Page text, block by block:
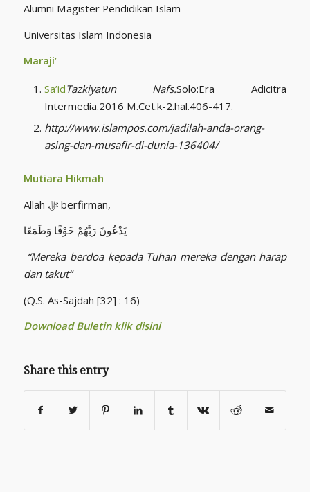
Alumni Magister Pendidikan Islam
Universitas Islam Indonesia
Maraji’
Sa’idTazkiyatun Nafs.Solo:Era Adicitra
Intermedia.2016 M.Cet.k-2.hal.406-417.
http://www.islampos.com/jadilah-anda-orang-
asing-dan-musafir-di-dunia-136404/
Mutiara Hikmah
Allah ﷻ berfirman,
يَدْعُونَ رَبَّهُمْ خَوْفًا وَطَمَعًا
“Mereka berdoa kepada Tuhan mereka dengan harap
dan takut”
(Q.S. As-Sajdah [32] : 16)
Download Buletin klik disini
Share this entry